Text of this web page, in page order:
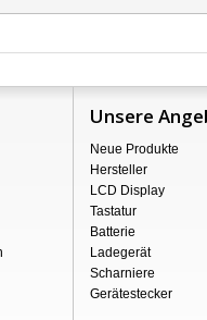
Unsere
Neue Produkte
Hersteller
LCD Display
Tastatur
Batterie
Ladegerät
Scharniere
Gerätestecker